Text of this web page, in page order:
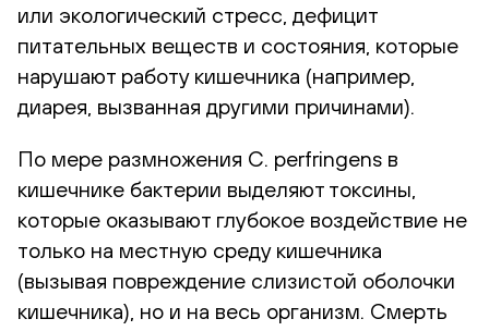
или экологический стресс, дефицит
питательных веществ и состояния, которые
нарушают работу кишечника (например,
диарея, вызванная другими причинами).
По мере размножения C. perfringens в
кишечнике бактерии выделяют токсины,
которые оказывают глубокое воздействие не
только на местную среду кишечника
(вызывая повреждение слизистой оболочки
кишечника), но и на весь организм. Смерть